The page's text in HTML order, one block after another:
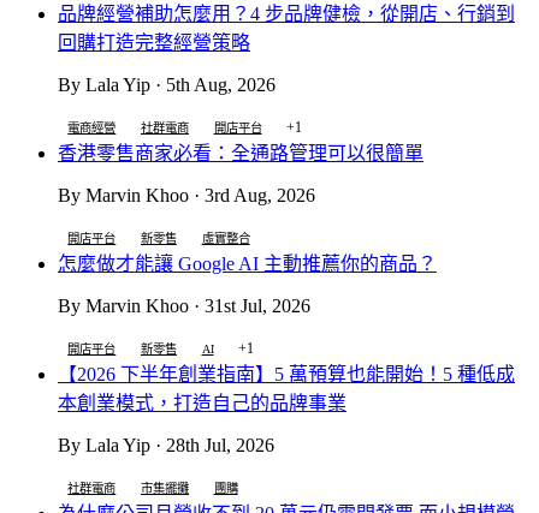
品牌經營補助怎麼用？4 步品牌健檢，從開店、行銷到
回購打造完整經營策略
By Lala Yip · 5th Aug, 2026
電商經營 社群電商 開店平台 +1
香港零售商家必看：全通路管理可以很簡單
By Marvin Khoo · 3rd Aug, 2026
開店平台 新零售 虛實整合
怎麼做才能讓 Google AI 主動推薦你的商品？
By Marvin Khoo · 31st Jul, 2026
開店平台 新零售 AI +1
【2026 下半年創業指南】5 萬預算也能開始！5 種低成
本創業模式，打造自己的品牌事業
By Lala Yip · 28th Jul, 2026
社群電商 市集擺攤 團購